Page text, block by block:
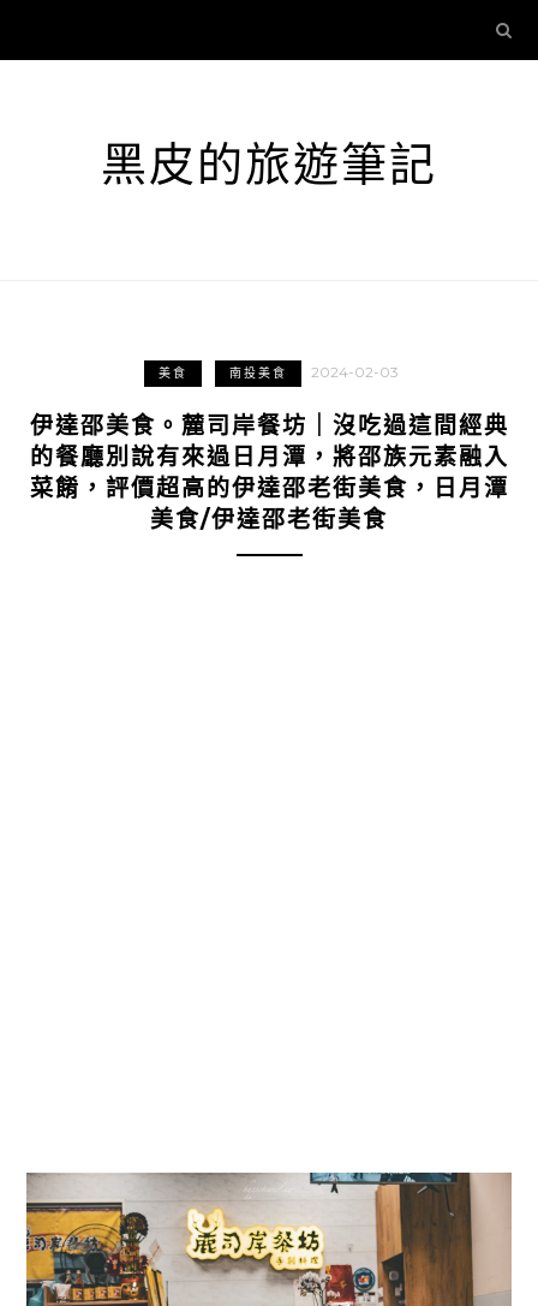
黑皮的旅遊筆記
美食 南投美食 2024-02-03
伊達邵美食。麓司岸餐坊｜沒吃過這間經典
的餐廳別說有來過日月潭，將邵族元素融入
菜餚，評價超高的伊達邵老街美食，日月潭
美食/伊達邵老街美食